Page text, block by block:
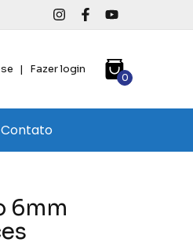
| Fazer login
0
Contato
6mm